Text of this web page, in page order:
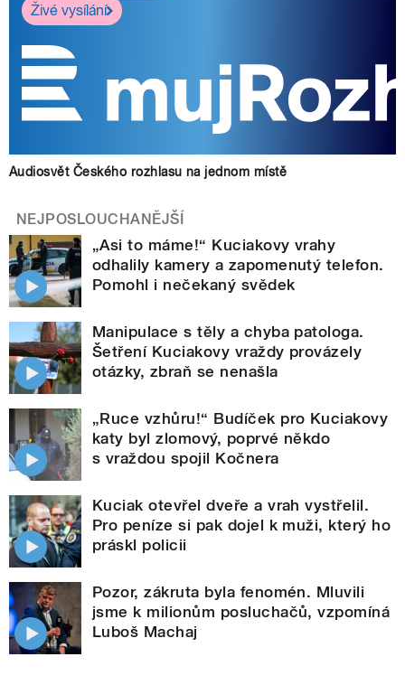
Živé vysílání
Audiosvět Českého rozhlasu na jednom místě
NEJPOSLOUCHANĚJŠÍ
„Asi to máme!“ Kuciakovy vrahy
odhalily kamery a zapomenutý telefon.
Pomohl i nečekaný svědek
Manipulace s těly a chyba patologa.
Šetření Kuciakovy vraždy provázely
otázky, zbraň se nenašla
„Ruce vzhůru!“ Budíček pro Kuciakovy
katy byl zlomový, poprvé někdo
s vraždou spojil Kočnera
Kuciak otevřel dveře a vrah vystřelil.
Pro peníze si pak dojel k muži, který ho
práskl policii
Pozor, zákruta byla fenomén. Mluvili
jsme k milionům posluchačů, vzpomíná
Luboš Machaj